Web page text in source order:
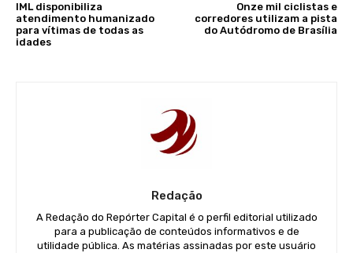
IML disponibiliza
atendimento humanizado
para vítimas de todas as
idades
Onze mil ciclistas e
corredores utilizam a pista
do Autódromo de Brasília
Redação
A Redação do Repórter Capital é o perfil editorial utilizado
para a publicação de conteúdos informativos e de
utilidade pública. As matérias assinadas por este usuário